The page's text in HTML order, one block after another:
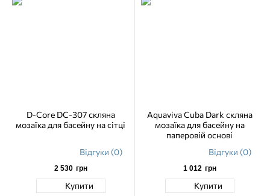
D-Core DC-307 скляна
мозаїка для басейну на сітці
Відгуки (0)
2 530 грн
Купити
Aquaviva Cuba Dark скляна
мозаїка для басейну на
паперовій основі
Відгуки (0)
1 012 грн
Купити